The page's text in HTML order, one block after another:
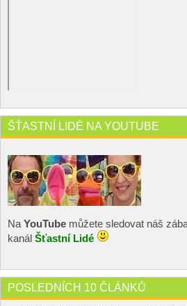
ŠŤASTNÍ LIDÉ NA YOUTUBE
NaYouTube můžete sledovat náš
kanál Šťastní Lidé
POSLEDNÍCH 10 ČLÁNKŮ